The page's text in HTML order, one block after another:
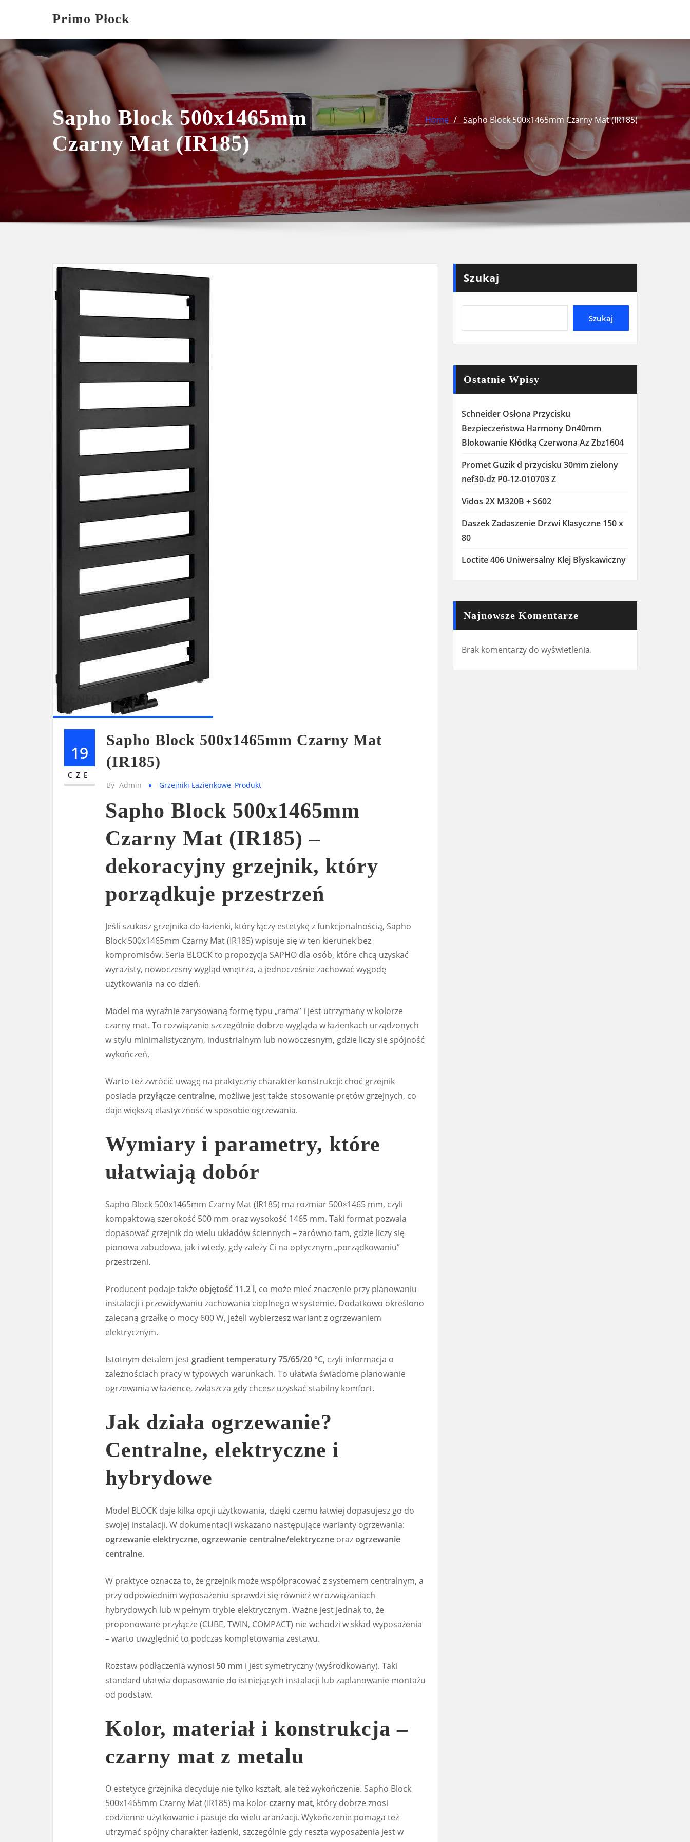
Primo Płock
Sapho Block 500x1465mm
Czarny Mat (IR185)
Home Sapho Block 500x1465mm Czarny Mat (IR185)
19
CZE
Sapho Block 500x1465mm Czarny Mat
(IR185)
By Admin Grzejniki Łazienkowe, Produkt
Sapho Block 500x1465mm
Czarny Mat (IR185) –
dekoracyjny grzejnik, który
porządkuje przestrzeń
Jeśli szukasz grzejnika do łazienki, który łączy estetykę z funkcjonalnością, Sapho
Block 500x1465mm Czarny Mat (IR185) wpisuje się w ten kierunek bez
kompromisów. Seria BLOCK to propozycja SAPHO dla osób, które chcą uzyskać
wyrazisty, nowoczesny wygląd wnętrza, a jednocześnie zachować wygodę
użytkowania na co dzień.
Model ma wyraźnie zarysowaną formę typu „rama” i jest utrzymany w kolorze
czarny mat. To rozwiązanie szczególnie dobrze wygląda w łazienkach urządzonych
w stylu minimalistycznym, industrialnym lub nowoczesnym, gdzie liczy się spójność
wykończeń.
Warto też zwrócić uwagę na praktyczny charakter konstrukcji: choć grzejnik
posiada przyłącze centralne, możliwe jest także stosowanie prętów grzejnych, co
daje większą elastyczność w sposobie ogrzewania.
Wymiary i parametry, które
ułatwiają dobór
Sapho Block 500x1465mm Czarny Mat (IR185) ma rozmiar 500×1465 mm, czyli
kompaktową szerokość 500 mm oraz wysokość 1465 mm. Taki format pozwala
dopasować grzejnik do wielu układów ściennych – zarówno tam, gdzie liczy się
pionowa zabudowa, jak i wtedy, gdy zależy Ci na optycznym „porządkowaniu”
przestrzeni.
Producent podaje także objętość 11.2 l, co może mieć znaczenie przy planowaniu
instalacji i przewidywaniu zachowania cieplnego w systemie. Dodatkowo określono
zalecaną grzałkę o mocy 600 W, jeżeli wybierzesz wariant z ogrzewaniem
elektrycznym.
Istotnym detalem jest gradient temperatury 75/65/20 °C, czyli informacja o
zależnościach pracy w typowych warunkach. To ułatwia świadome planowanie
ogrzewania w łazience, zwłaszcza gdy chcesz uzyskać stabilny komfort.
Jak działa ogrzewanie?
Centralne, elektryczne i
hybrydowe
Model BLOCK daje kilka opcji użytkowania, dzięki czemu łatwiej dopasujesz go do
swojej instalacji. W dokumentacji wskazano następujące warianty ogrzewania:
ogrzewanie elektryczne, ogrzewanie centralne/elektryczne orazogrzewanie
centralne.
W praktyce oznacza to, że grzejnik może współpracować z systemem centralnym, a
przy odpowiednim wyposażeniu sprawdzi się również w rozwiązaniach
hybrydowych lub w pełnym trybie elektrycznym. Ważne jest jednak to, że
proponowane przyłącze (CUBE, TWIN, COMPACT) nie wchodzi w skład wyposażenia
– warto uwzględnić to podczas kompletowania zestawu.
Rozstaw podłączenia wynosi 50 mm i jest symetryczny (wyśrodkowany). Taki
standard ułatwia dopasowanie do istniejących instalacji lub zaplanowanie montażu
od podstaw.
Kolor, materiał i konstrukcja –
czarny mat z metalu
O estetyce grzejnika decyduje nie tylko kształt, ale też wykończenie. Sapho Block
500x1465mm Czarny Mat (IR185) ma kolorczarny mat, który dobrze znosi
codzienne użytkowanie i pasuje do wielu aranżacji. Wykończenie pomaga też
utrzymać spójny charakter łazienki, szczególnie gdy reszta wyposażenia jest w
Szukaj
Szukaj
Ostatnie Wpisy
Schneider Osłona Przycisku
Bezpieczeństwa Harmony Dn40mm
Blokowanie Kłódką Czerwona Az Zbz1604
Promet Guzik d przycisku 30mm zielony
nef30-dz P0-12-010703 Z
Vidos 2X M320B + S602
Daszek Zadaszenie Drzwi Klasyczne 150 x
80
Loctite 406 Uniwersalny Klej Błyskawiczny
Najnowsze Komentarze
Brak komentarzy do wyświetlenia.